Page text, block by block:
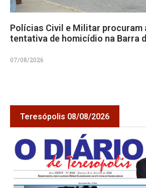
Polícias Civil e Militar procuram
tentativa de homicídio na Barra
07/08/2026
Teresópolis 08/08/2026